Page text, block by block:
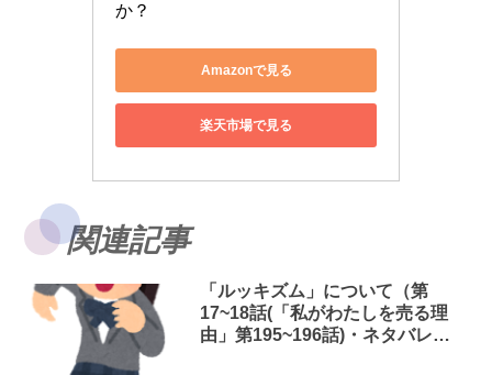
か？
Amazonで見る
楽天市場で見る
関連記事
「ルッキズム」について（第
17~18話(「私がわたしを売る理
由」第195~196話)・ネタバレあ